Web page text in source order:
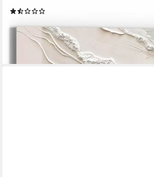
-16%
lieferbar in 10 Wochen